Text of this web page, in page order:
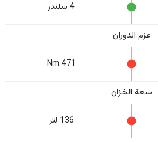
4 سلندر
عزم الدوران
471 Nm
سعة الخزان
136 لتر